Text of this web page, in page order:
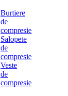
Burtiere
de
compresie
Salopete
de
compresie
Veste
de
compresie